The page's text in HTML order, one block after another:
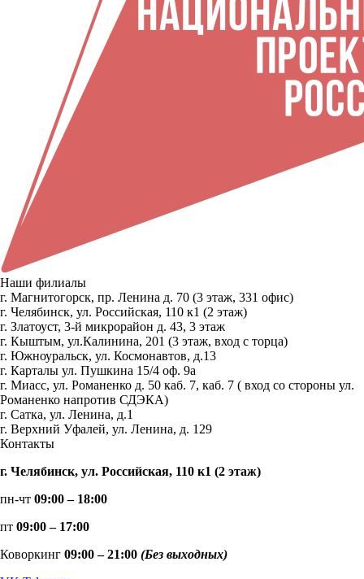
Наши филиалы
г. Магнитогорск, пр. Ленина д. 70 (3 этаж, 331 офис)
г. Челябинск, ул. Российская, 110 к1 (2 этаж)
г. Златоуст, 3-й микрорайон д. 43, 3 этаж
г. Кыштым, ул.Калинина, 201 (3 этаж, вход с торца)
г. Южноуральск, ул. Космонавтов, д.13
г. Карталы ул. Пушкина 15/4 оф. 9а
г. Миасс, ул. Романенко д. 50 каб. 7, каб. 7 ( вход со стороны ул.
Романенко напротив СДЭКА)
г. Сатка, ул. Ленина, д.1
г. Верхний Уфалей, ул. Ленина, д. 129
Контакты
г. Челябинск, ул. Российская, 110 к1 (2 этаж)
пн-чт 09:00 – 18:00
пт 09:00 – 17:00
Коворкинг 09:00 – 21:00 (Без выходных)